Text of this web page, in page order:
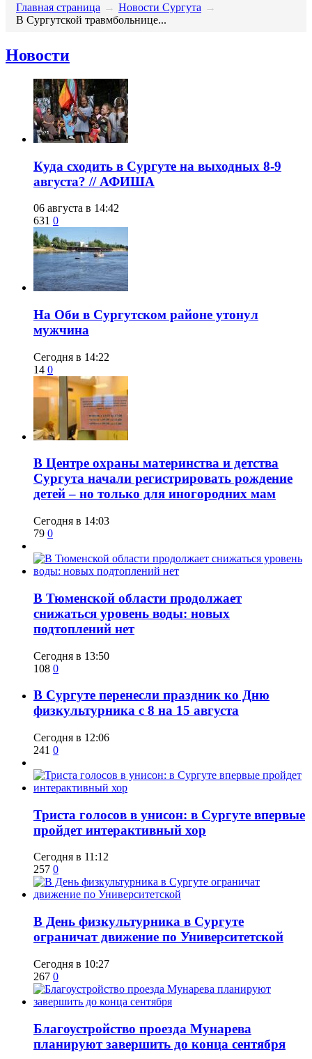
Главная страница → Новости Сургута →
В Сургутской травмбольнице...
Новости
​Куда сходить в Сургуте на выходных 8-9
августа? // АФИША
06 августа в 14:42
631 0
​На Оби в Сургутском районе утонул
мужчина
Сегодня в 14:22
14 0
​В Центре охраны материнства и детства
Сургута начали регистрировать рождение
детей – но только для иногородних мам
Сегодня в 14:03
79 0
​В Тюменской области продолжает
снижаться уровень воды: новых
подтоплений нет
Сегодня в 13:50
108 0
​В Сургуте перенесли праздник ко Дню
физкультурника с 8 на 15 августа
Сегодня в 12:06
241 0
​Триста голосов в унисон: в Сургуте впервые
пройдет интерактивный хор
Сегодня в 11:12
257 0
​В День физкультурника в Сургуте
ограничат движение по Университетской
Сегодня в 10:27
267 0
Благоустройство проезда Мунарева
планируют завершить до конца сентября